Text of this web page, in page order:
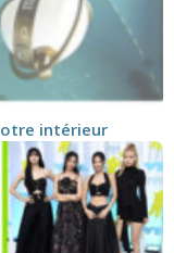
intérieur